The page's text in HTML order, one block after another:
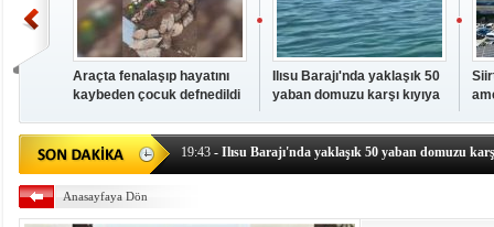
Araçta fenalaşıp hayatını
kaybeden çocuk defnedildi
Ilısu Barajı'nda yaklaşık 50
yaban domuzu karşı kıyıya
- OKUMAK İÇİN TIKLAYIN
19:43 - Ilısu Barajı'nda yaklaşık 50 yaban domuzu
19:42- Hacıoğlu: UMKE ekipleri bilgi, cesaret ve
19:08- HÜDA PAR Şırnak il başkanı Yalçın:
Anasayfaya Dön